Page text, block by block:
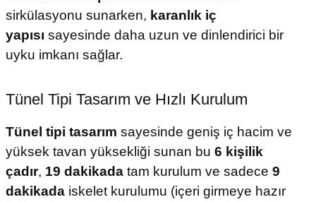
sirkülasyonu sunarken, karanlık iç
yapısı sayesinde daha uzun ve dinlendirici bir
uyku imkanı sağlar.
Tünel Tipi Tasarım ve Hızlı Kurulum
Tünel tipi tasarım sayesinde geniş iç hacim ve
yüksek tavan yüksekliği sunan bu 6 kişilik
çadır, 19 dakikadatam kurulum ve sadece 9
dakikadaiskelet kurulumu (içeri girmeye hazır